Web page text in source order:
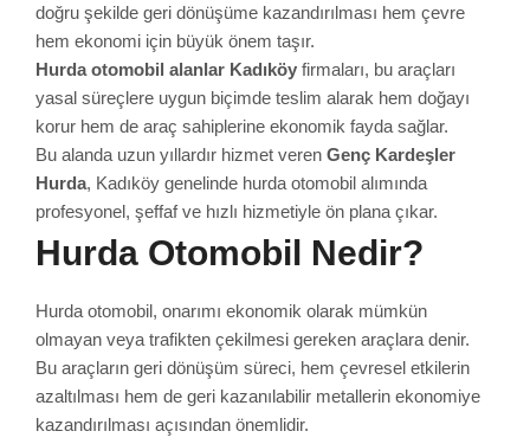
doğru şekilde geri dönüşüme kazandırılması hem çevre
hem ekonomi için büyük önem taşır.
Hurda otomobil alanlar Kadıköy firmaları, bu araçları
yasal süreçlere uygun biçimde teslim alarak hem doğayı
korur hem de araç sahiplerine ekonomik fayda sağlar.
Bu alanda uzun yıllardır hizmet veren Genç Kardeşler
Hurda, Kadıköy genelinde hurda otomobil alımında
profesyonel, şeffaf ve hızlı hizmetiyle ön plana çıkar.
Hurda Otomobil Nedir?
Hurda otomobil, onarımı ekonomik olarak mümkün
olmayan veya trafikten çekilmesi gereken araçlara denir.
Bu araçların geri dönüşüm süreci, hem çevresel etkilerin
azaltılması hem de geri kazanılabilir metallerin ekonomiye
kazandırılması açısından önemlidir.